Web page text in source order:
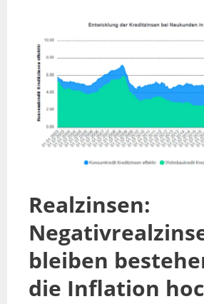
Realzinsen:
bleiben
die Inflation